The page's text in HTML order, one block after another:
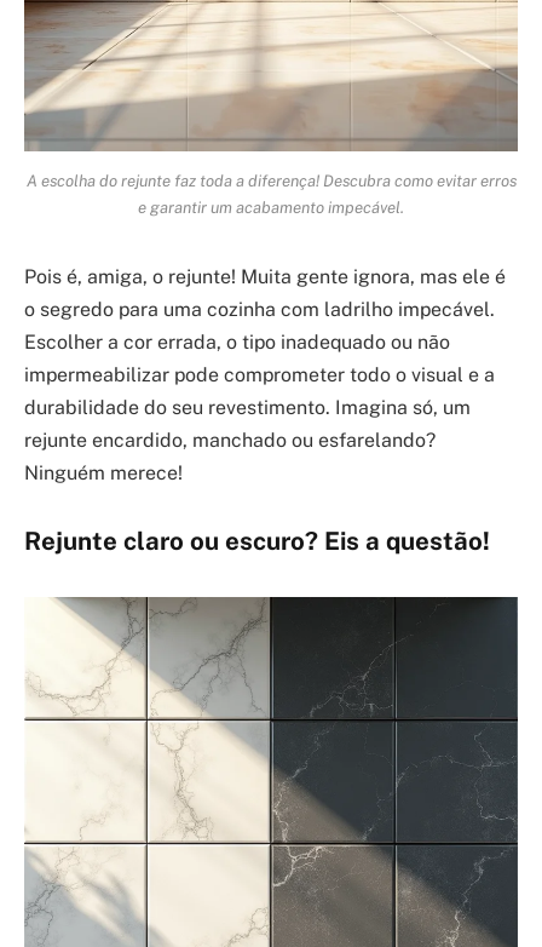
A escolha do rejunte faz toda a diferença! Descubra como evitar erros
e garantir um acabamento impecável.
Pois é, amiga, o rejunte! Muita gente ignora, mas ele é
o segredo para uma cozinha com ladrilho impecável.
Escolher a cor errada, o tipo inadequado ou não
impermeabilizar pode comprometer todo o visual e a
durabilidade do seu revestimento. Imagina só, um
rejunte encardido, manchado ou esfarelando?
Ninguém merece!
Rejunte claro ou escuro? Eis a questão!